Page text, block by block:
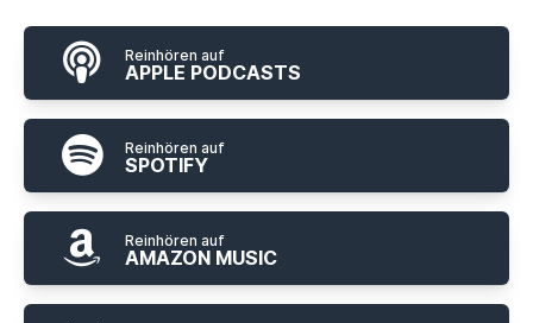
Reinhören auf
APPLE PODCASTS
Reinhören auf
SPOTIFY
Reinhören auf
AMAZON MUSIC